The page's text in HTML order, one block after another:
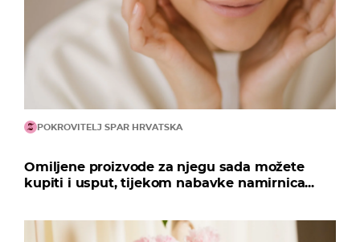
POKROVITELJ SPAR HRVATSKA
Omiljene proizvode za njegu sada možete
kupiti i usput, tijekom nabavke namirnica...